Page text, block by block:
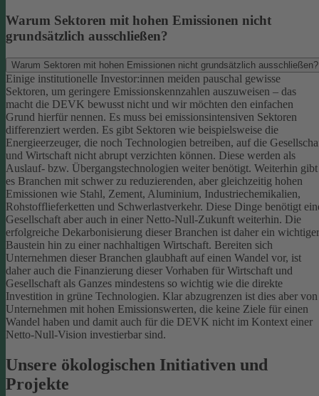
Warum Sektoren mit hohen Emissionen nicht
grundsätzlich ausschließen?
Warum Sektoren mit hohen Emissionen nicht grundsätzlich ausschließen?
Einige institutionelle Investor:innen meiden pauschal gewisse
Sektoren, um geringere Emissionskennzahlen auszuweisen – das
macht die DEVK bewusst nicht und wir möchten den einfachen
Grund hierfür nennen. Es muss bei emissionsintensiven Sektoren
differenziert werden. Es gibt Sektoren wie beispielsweise die
Energieerzeuger, die noch Technologien betreiben, auf die
und Wirtschaft nicht abrupt verzichten können. Diese werden als
Auslauf- bzw. Übergangstechnologien weiter benötigt. Weiterhin gibt
es Branchen mit schwer zu reduzierenden, aber gleichzeitig hohen
Emissionen wie Stahl, Zement, Aluminium, Industriechemikalien,
Rohstofflieferketten und Schwerlastverkehr. Diese Dinge benötigt
Gesellschaft aber auch in einer Netto-Null-Zukunft weiterhin. Die
erfolgreiche Dekarbonisierung dieser Branchen ist daher ein wichtiger
Baustein hin zu einer nachhaltigen Wirtschaft. Bereiten sich
Unternehmen dieser Branchen glaubhaft auf einen Wandel vor, ist
daher auch die Finanzierung dieser Vorhaben für Wirtschaft und
Gesellschaft als Ganzes mindestens so wichtig wie die direkte
Investition in grüne Technologien. Klar abzugrenzen ist dies aber von
Unternehmen mit hohen Emissionswerten, die keine Ziele für einen
Wandel haben und damit auch für die DEVK nicht im Kontext einer
Netto-Null-Vision investierbar sind.
Unsere ökologischen Initiativen und
Projekte